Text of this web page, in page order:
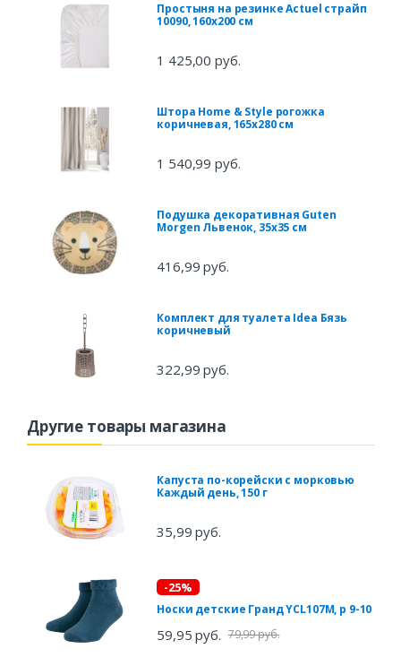
Простыня на резинке Actuel страйп
10090, 160x200 см
1 425,00 руб.
Штора Home & Style рогожка
коричневая, 165х280 см
1 540,99 руб.
Подушка декоративная Guten
Morgen Львенок, 35х35 см
416,99 руб.
Комплект для туалета Idea Бязь
коричневый
322,99 руб.
Другие товары магазина
Капуста по-корейски с морковью
Каждый день, 150 г
35,99 руб.
-25%
Носки детские Гранд YCL107M, р 9-10
59,95 руб. 79,99 руб.